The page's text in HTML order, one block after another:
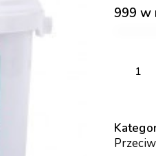
999 w